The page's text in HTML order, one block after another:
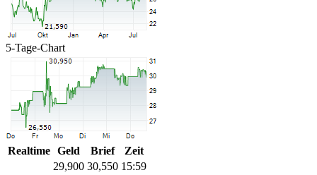
5-Tage-Chart
Realtime Geld Brief
Zeit
29,900 30,550 15:59